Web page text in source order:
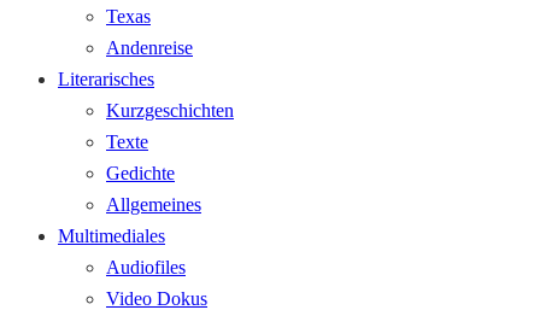
Texas
Andenreise
Literarisches
Kurzgeschichten
Texte
Gedichte
Allgemeines
Multimediales
Audiofiles
Video Dokus